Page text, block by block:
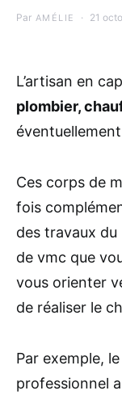
Par AMÉLIE 21
L’artisan en
plombier,
éventuellement
Ces corps de
fois
des travaux
de vmc que
vous orienter
de réaliser le
Par exemple,
professionnel